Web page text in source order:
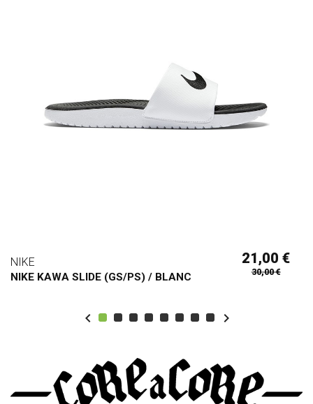
NIKE
NIKE KAWA SLIDE (GS/PS) / BLANC
21,00 €
30,00 €
 